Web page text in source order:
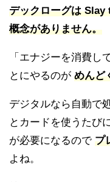
デックローグは
概念がありません。
「エナジーを消費し
とにやるのが めんど
デジタルなら自動で
とカードを使うたび
が必要になるので プ
よね。